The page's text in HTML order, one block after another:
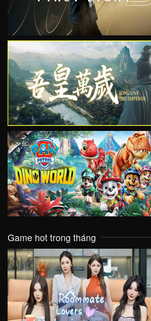
VIEW
VIEW
Game hot trong tháng
VIEW